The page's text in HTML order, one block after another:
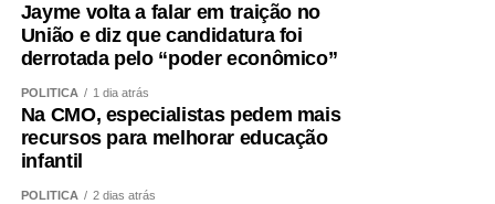
Christiany Fonseca é Cientista Política e Doutora em
Sociologia pela UFSCar
COMENTE ABAIXO:
Jayme volta a falar em traição no
União e diz que candidatura foi
derrotada pelo “poder econômico”
POLÍTICA 1 dia atrás
Na CMO, especialistas pedem mais
recursos para melhorar educação
infantil
POLÍTICA 2 dias atrás